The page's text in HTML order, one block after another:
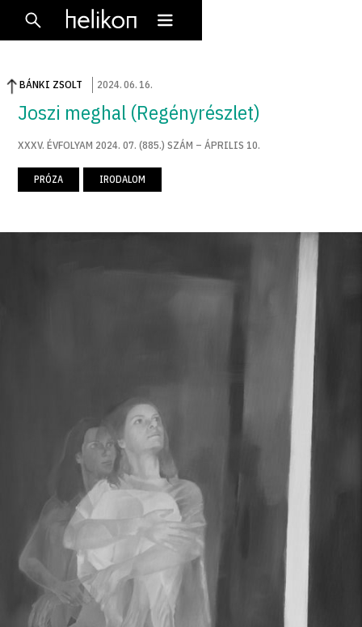
BÁNKI ZSOLT 2024.06. 16.
Joszi meghal (Regényrészlet)
XXXV. ÉVFOLYAM 2024. 07. (885.) SZÁM – ÁPRILIS 10.
PRÓZA IRODALOM